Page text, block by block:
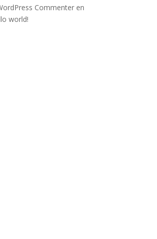
Commenter en
world!